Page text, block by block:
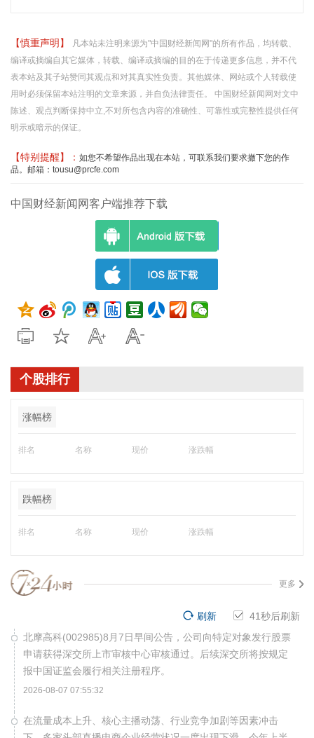
【慎重声明】
凡本站未注明来源为"中国财经新闻网"的所有作品，均转载、
编译或摘编自其它媒体，转载、编译或摘编的目的在于传递更多信息，并不代
表本站及其子站赞同其观点和对其真实性负责。其他媒体、网站或个人转载使
用时必须保留本站注明的文章来源，并自负法律责任。 中国财经新闻网对文中
陈述、观点判断保持中立,不对所包含内容的准确性、可靠性或完整性提供任何
明示或暗示的保证。
【特别提醒】： 如您不希望作品出现在本站，可联系我们要求撤下您的作
品。邮箱：tousu@prcfe.com
中国财经新闻网客户端推荐下载
个股排行
涨幅榜
排名 名称 现价 涨跌幅
跌幅榜
排名 名称 现价 涨跌幅
更多
40秒后刷新
刷新
北摩高科(002985)8月7日早间公告，公司向特定对象发行股票
申请获得深交所上市审核中心审核通过。后续深交所将按规定
报中国证监会履行相关注册程序。
2026-08-07 07:55:32
在流量成本上升、核心主播动荡、行业竞争加剧等因素冲击